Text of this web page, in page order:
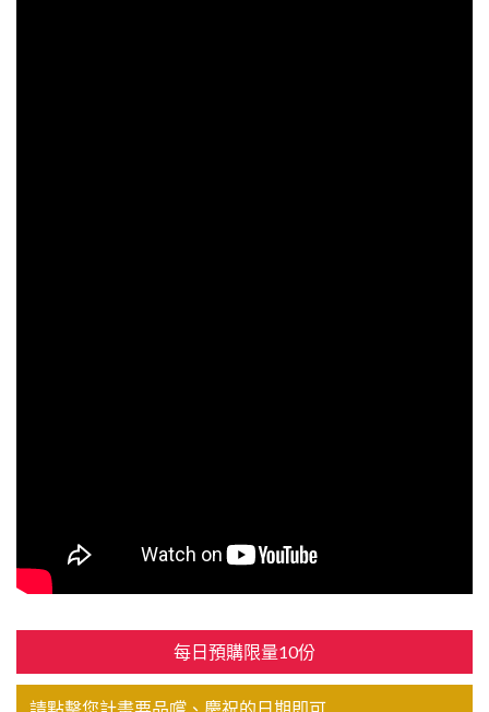
每日預購限量10份